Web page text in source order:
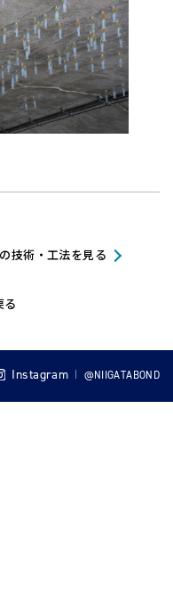
技術・工法を見る
る
Instagram @NIIGATABOND